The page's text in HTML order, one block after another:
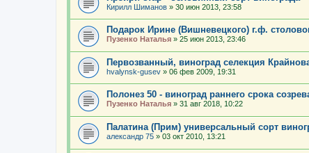
Кирилл Шиманов » 30 июн 2013, 23:58
Подарок Ирине (Вишневецкого) г.ф.
Пузенко Наталья » 25 июн 2013, 23:46
Первозванный, виноград селекция
hvalynsk-gusev » 06 фев 2009, 19:31
Полонез 50 - виноград раннего срока
Пузенко Наталья » 31 авг 2018, 10:22
Палатина (Прим) универсальный сорт
александр 75 » 03 окт 2010, 13:21